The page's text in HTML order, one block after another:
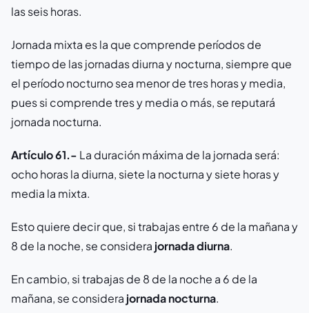
las seis horas.
Jornada mixta es la que comprende períodos de
tiempo de las jornadas diurna y nocturna, siempre que
el período nocturno sea menor de tres horas y media,
pues si comprende tres y media o más, se reputará
jornada nocturna.
Artículo 61.- La duración máxima de la jornada será:
ocho horas la diurna, siete la nocturna y siete horas y
media la mixta.
Esto quiere decir que, si trabajas entre 6 de la mañana y
8 de la noche, se considera jornada diurna.
En cambio, si trabajas de 8 de la noche a 6 de la
mañana, se considera jornada nocturna.